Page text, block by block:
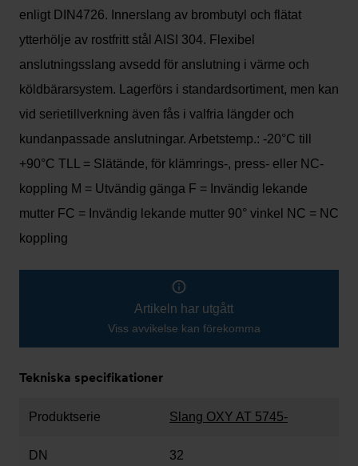
enligt DIN4726. Innerslang av brombutyl och flätat
ytterhölje av rostfritt stål AISI 304. Flexibel
anslutningsslang avsedd för anslutning i värme och
köldbärarsystem. Lagerförs i standardsortiment, men kan
vid serietillverkning även fås i valfria längder och
kundanpassade anslutningar. Arbetstemp.: -20°C till
+90°C TLL = Slätände, för klämrings-, press- eller NC-
koppling M = Utvändig gänga F = Invändig lekande
mutter FC = Invändig lekande mutter 90° vinkel NC = NC
koppling
Artikeln har utgått
Viss avvikelse kan förekomma
Tekniska specifikationer
Produktserie Slang OXY AT 5745-
DN 32